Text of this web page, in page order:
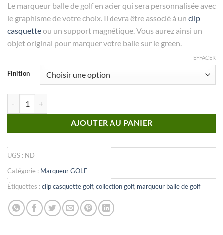
Le marqueur balle de golf en acier qui sera personnalisée avec
le graphisme de votre choix. Il devra être associé à un clip
casquetteou un support magnétique. Vous aurez ainsi un
objet original pour marquer votre balle sur le green.
Finition
EFFACER
AJOUTER AU PANIER
UGS : ND
Catégorie : Marqueur GOLF
Étiquettes :clip casquette golf, collection golf, marqueur balle de golf